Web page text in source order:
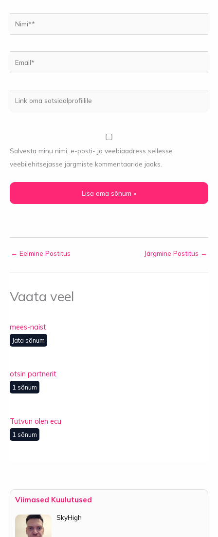
oma
Salvesta minu nimi, e-posti- ja veebiaadress sellesse
veebilehitsejasse järgmiste kommentaaride jaoks.
← Eelmine Postitus Järgmine Postitus →
Vaata veel
mees-naist
Jäta sõnum
otsin partnerit
1 sõnum
Tutvun olen ecu
1 sõnum
Viimased Kuulutused
SkyHigh